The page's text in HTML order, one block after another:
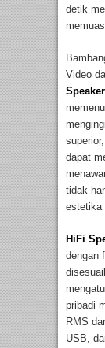
detik
Video
dapat
tidak
estetika
HiFi
dengan
pribadi
RMS
USB,